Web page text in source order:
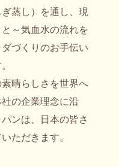
蒸し）を通し、現
～気血水の流れを
づくりのお手伝い
晴らしさを世界へ
の企業理念に沿
ンは、日本の皆さ
ただきます。